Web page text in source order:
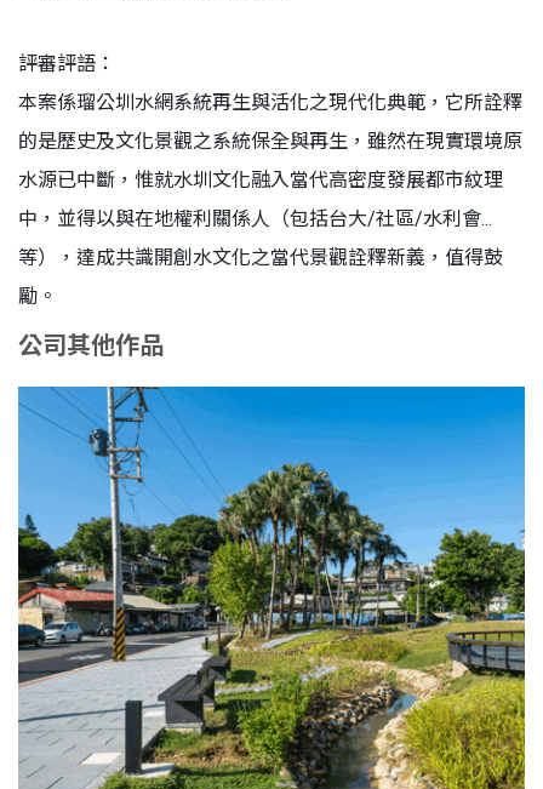
評審評語：
本案係瑠公圳水網系統再生與活化之現代化典範，它所詮釋
的是歷史及文化景觀之系統保全與再生，雖然在現實環境原
水源已中斷，惟就水圳文化融入當代高密度發展都市紋理
中，並得以與在地權利關係人（包括台大/社區/水利會...
等），達成共識開創水文化之當代景觀詮釋新義，值得鼓
勵。
公司其他作品